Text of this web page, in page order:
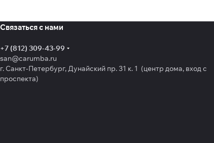
Связаться с нами
+7 (812) 309-43-99
san@carumba.ru
г. Санкт-Петербург, Дунайский пр. 31 к. 1 (центр дома, вход с
проспекта)